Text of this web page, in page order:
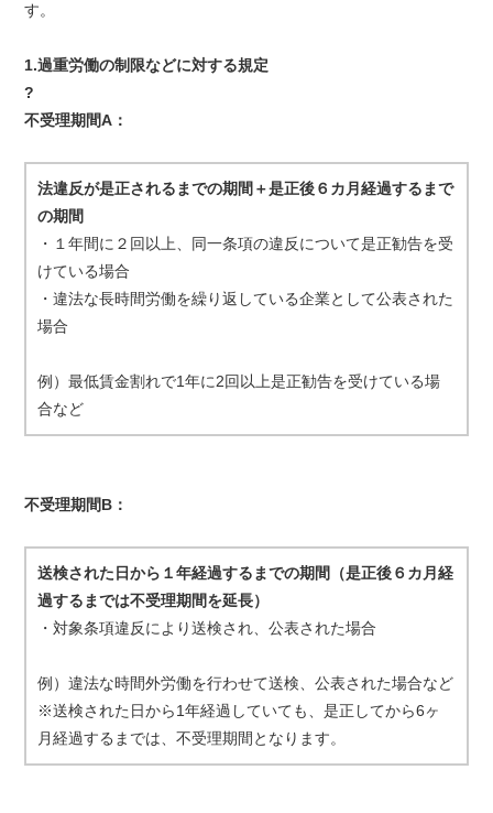
す。
1.過重労働の制限などに対する規定
?
不受理期間A：
法違反が是正されるまでの期間＋是正後６カ月経過するまで
の期間
・１年間に２回以上、同一条項の違反について是正勧告を受
けている場合
・違法な長時間労働を繰り返している企業として公表された
場合
例）最低賃金割れで1年に2回以上是正勧告を受けている場
合など
不受理期間B：
送検された日から１年経過するまでの期間（是正後６カ月経
過するまでは不受理期間を延長）
・対象条項違反により送検され、公表された場合
例）違法な時間外労働を行わせて送検、公表された場合など
※送検された日から1年経過していても、是正してから6ヶ
月経過するまでは、不受理期間となります。